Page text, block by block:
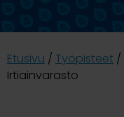
Etusivu / Työpisteet /
Irtiainvarasto